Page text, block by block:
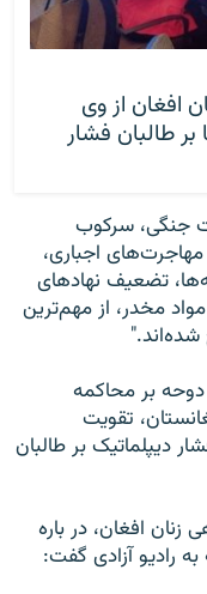
افغان از وی
طالبان فشار
جنگی، سرکوب
اجباری،
تضعیف نهادهای
مخدر، از مهم‌ترین
دوحه بر محاکمه
تقویت
دیپلماتیک بر طالبان
افغان، در باره
رادیو آزادی گفت: